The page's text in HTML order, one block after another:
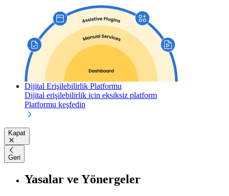
Dijital Erişilebilirlik Platformu
Dijital erişilebilirlik için eksiksiz platform
Platformu keşfedin
Kapat
Geri
Yasalar ve Yönergeler